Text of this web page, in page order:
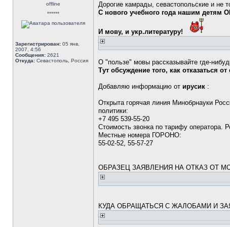
offline
******
Зарегистрирован: 05 янв,
2007, 4:56
Сообщения: 2621
Откуда: Севастополь, Россия
Дорогие камрады, севастопольские и не
С нового учебного года нашим детям
И мову, и укр.литературу!
О "пользе" мовы рассказывайте где-
Тут обсуждение того, как отказаться
Добавляю информацию от ирусик :
Открыта горячая линия Минобрнауки
политики:
+7 495 539-55-20
Стоимость звонка по тарифу оператора.
Местные номера ГОРОНО:
55-02-52, 55-57-27
ОБРАЗЕЦ ЗАЯВЛЕНИЯ НА ОТКАЗ ОТ
КУДА ОБРАЩАТЬСЯ С ЖАЛОБАМИ И